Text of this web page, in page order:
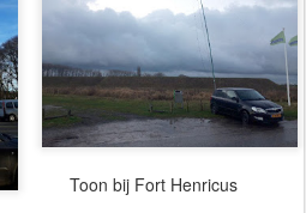
Toon bij Fort Henricus